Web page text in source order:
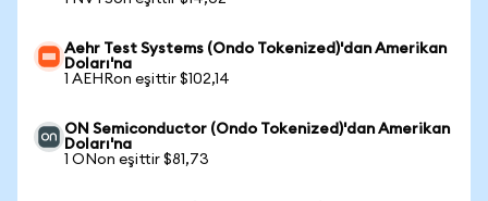
Aehr Test Systems (Ondo Tokenized)'dan Amerikan
Doları'na
1 AEHRon eşittir $102,14
ON Semiconductor (Ondo Tokenized)'dan Amerikan
Doları'na
1 ONon eşittir $81,73